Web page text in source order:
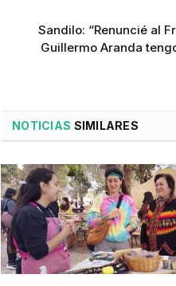
Sandilo: “Renuncié al
Guillermo Aranda
NOTICIAS SIMILARES